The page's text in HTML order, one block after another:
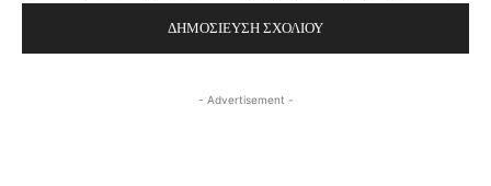
- Advertisement -